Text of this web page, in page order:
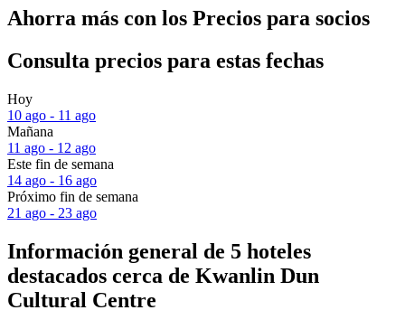
Ahorra más con los Precios para socios
Consulta precios para estas fechas
Hoy
10 ago - 11 ago
Mañana
11 ago - 12 ago
Este fin de semana
14 ago - 16 ago
Próximo fin de semana
21 ago - 23 ago
Información general de 5 hoteles
destacados cerca de Kwanlin Dun
Cultural Centre